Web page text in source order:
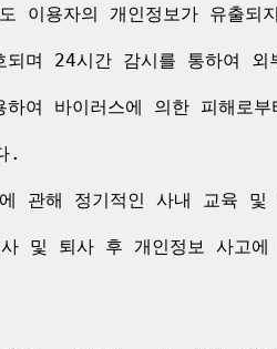
이용자의 개인정보가 유출되
며 24시간 감시를 통하여 외
여 바이러스에 의한 피해로부
.
관해 정기적인 사내 교육 및
및 퇴사 후 개인정보 사고에